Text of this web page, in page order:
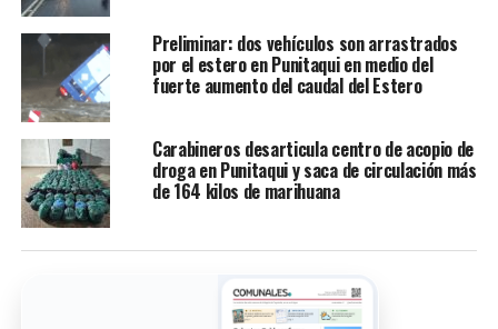
Preliminar: dos vehículos son arrastrados
por el estero en Punitaqui en medio del
fuerte aumento del caudal del Estero
Carabineros desarticula centro de acopio de
droga en Punitaqui y saca de circulación más
de 164 kilos de marihuana